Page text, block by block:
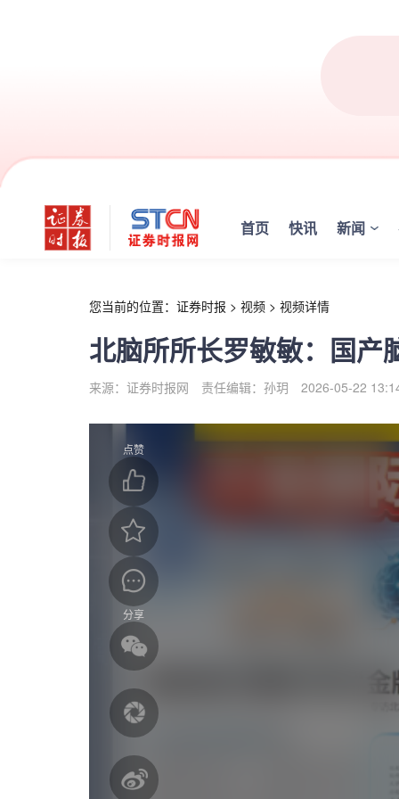
首页 快讯 新闻
您当前的位置： 证券时报 > 视频 > 视频详情
北脑所所长罗敏敏：国产
来源：证券时报网 责任编辑：孙玥 2026-05-22
点赞
分享